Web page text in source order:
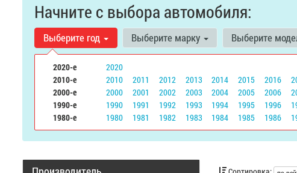
Начните с выбора автомобиля:
Выберите год
2020-е
2020
2010-е
2010 2011 2012 2013 2014 2015 2016
2000-е
2000 2001 2002 2003 2004 2005 2006
1990-е
1990 1991 1992 1993 1994 1995 1996
1980-е
1980 1981 1982 1983 1984 1985 1986
Выберите марку Выберите